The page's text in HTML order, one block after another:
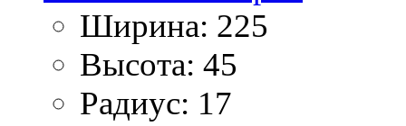
Ширина: 225
Высота: 45
Радиус: 17